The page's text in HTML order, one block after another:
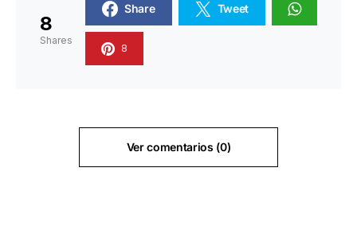
8
Shares
Share Tweet
8
Ver comentarios (0)